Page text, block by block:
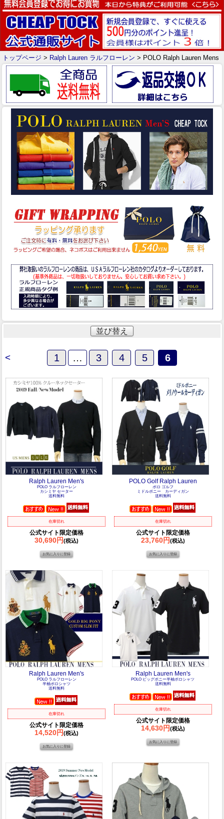
トップページ > Ralph Lauren ラルフローレン > POLO Ralph Lauren Mens
並び替え
< 1 … 3 4 5 6
Ralph Lauren Men's
POLO ラルフローレン
カシミヤ セーター
送料無料
在庫切れ
公式サイト限定価格
30,690円(税込)
POLO Golf Ralph Lauren
ポロ ゴルフ
ミドルポニー カーディガン
送料無料
在庫切れ
公式サイト限定価格
23,760円(税込)
Ralph Lauren Men's
POLO ラルフローレン
半袖ポロシャツ
送料無料
在庫切れ
公式サイト限定価格
14,520円(税込)
Ralph Lauren Men's
POLO ビッグポニー半袖ポロシャツ
送料無料
在庫切れ
公式サイト限定価格
14,630円(税込)